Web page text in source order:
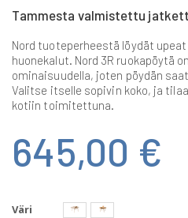
gallery
Tammesta valmistettu
Nord tuoteperheestä löydät
huonekalut. Nord 3R ruokapöytä
ominaisuudella, joten pöydän
Valitse itselle sopivin koko, ja
kotiin toimitettuna.
645,00 €
Väri